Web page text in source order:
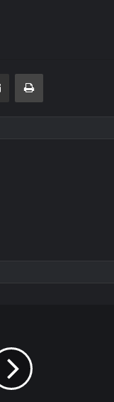
E-Posta ile paylaş Yazdır